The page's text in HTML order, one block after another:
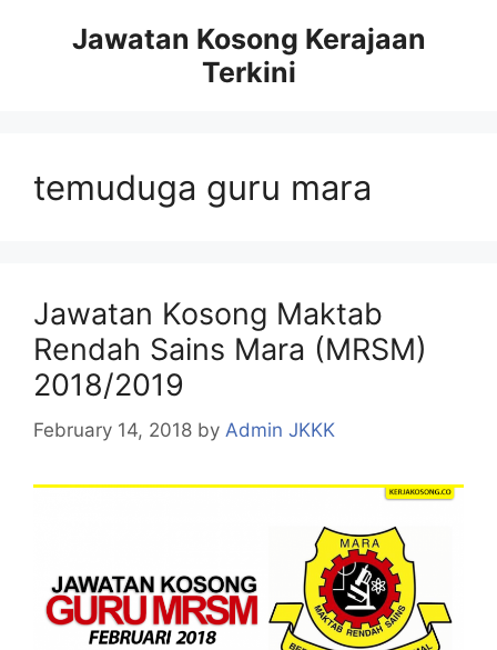
Jawatan Kosong Kerajaan
Terkini
temuduga guru mara
Jawatan Kosong Maktab
Rendah Sains Mara (MRSM)
2018/2019
February 14, 2018 by Admin JKKK